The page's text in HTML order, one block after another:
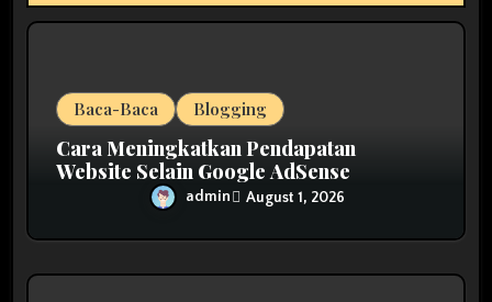
Baca-Baca Blogging
Cara Meningkatkan Pendapatan
Website Selain Google AdSense
admin August 1, 2026